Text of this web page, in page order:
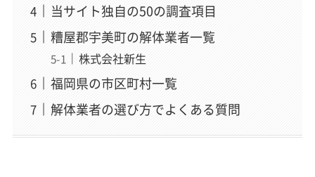
当サイト独自の50の調査項目
糟屋郡宇美町の解体業者一覧
株式会社新生
福岡県の市区町村一覧
解体業者の選び方でよくある質問